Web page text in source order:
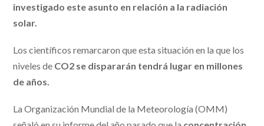
investigado este asunto en relación a la radiación
solar.
Los científicos remarcaron que esta situación en la que los
niveles de CO2 se dispararán tendrá lugar en millones
de años.
La Organización Mundial de la Meteorología (OMM)